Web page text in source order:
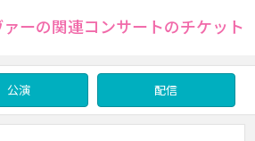
ーの関連コンサートのチケット
公演 配信